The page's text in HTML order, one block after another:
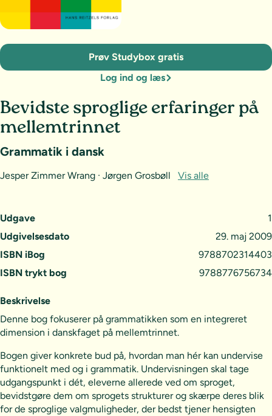
Udgave
1
Udgivelsesdato
29. maj 2009
ISBN iBog
9788702314403
ISBN trykt bog
9788776756734
Bevidste sproglige erfaringer på
mellemtrinnet
Grammatik i dansk
Jesper Zimmer Wrang · Jørgen Grosbøll Vis alle
Prøv Studybox gratis
Log ind og læs
Beskrivelse
Denne bog fokuserer på grammatikken som en integreret
dimension i danskfaget på mellemtrinnet.
Bogen giver konkrete bud på, hvordan man hér kan undervise
funktionelt med og i grammatik. Undervisningen skal tage
udgangspunkt i dét, eleverne allerede ved om sproget,
bevidstgøre dem om sprogets strukturer og skærpe deres blik
for de sproglige valgmuligheder, der bedst tjener hensigten